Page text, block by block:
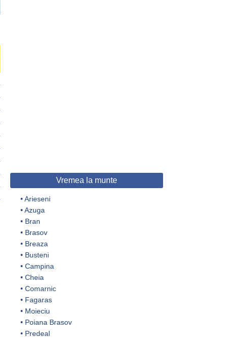
Vremea la munte
•Arieseni
•Azuga
• Bran
• Brasov
• Breaza
• Busteni
• Campina
• Cheia
• Comarnic
• Fagaras
• Moieciu
• Poiana Brasov
• Predeal